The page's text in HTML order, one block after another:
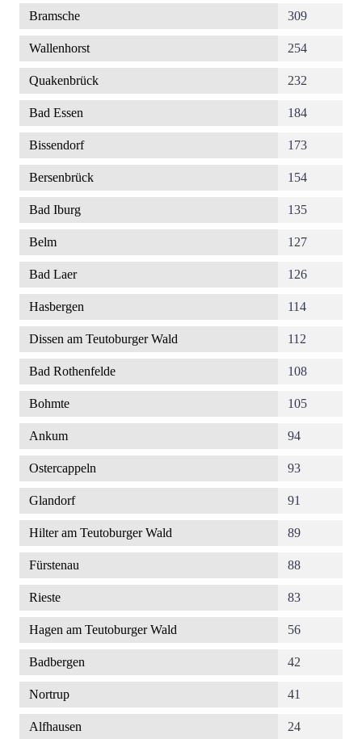
Bramsche 309
Wallenhorst 254
Quakenbrück 232
Bad Essen 184
Bissendorf 173
Bersenbrück 154
Bad Iburg 135
Belm 127
Bad Laer 126
Hasbergen 114
Dissen am Teutoburger Wald 112
Bad Rothenfelde 108
Bohmte 105
Ankum 94
Ostercappeln 93
Glandorf 91
Hilter am Teutoburger Wald 89
Fürstenau 88
Rieste 83
Hagen am Teutoburger Wald 56
Badbergen 42
Nortrup 41
Alfhausen 24